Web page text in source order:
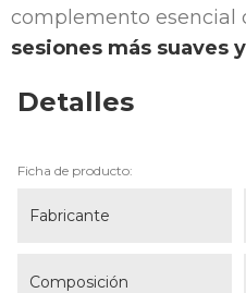
complemento esencial
sesiones más suaves
Detalles
Ficha de producto:
Fabricante
Composición